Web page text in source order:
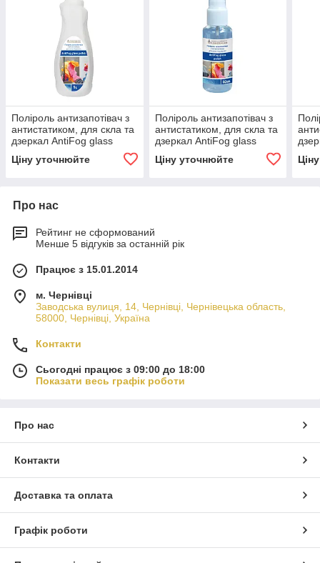
Поліроль антизапотівач з
антистатиком, для скла та
дзеркал AntiFog glass
Ціну уточнюйте
Поліроль антизапотівач з
антистатиком, для скла та
дзеркал AntiFog glass
Ціну уточнюйте
Про нас
Рейтинг не сформований
Менше 5 відгуків за останній рік
Працює з 15.01.2014
м. Чернівці
Заводська вулиця, 14, Чернівці, Чернівецька область,
58000, Чернівці, Україна
Контакти
Сьогодні працює з 09:00 до 18:00
Показати весь графік роботи
Про нас
Контакти
Доставка та оплата
Графік роботи